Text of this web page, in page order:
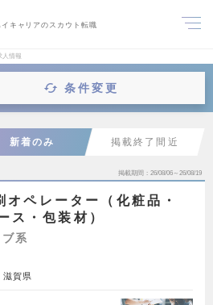
キャリアのスカウト転職
人情報
条件変更
新着のみ 掲載終了間近
掲載期間 26/08/06～26/08/19
オペレーター（化粧品・
ス・包装材）
系
滋賀県